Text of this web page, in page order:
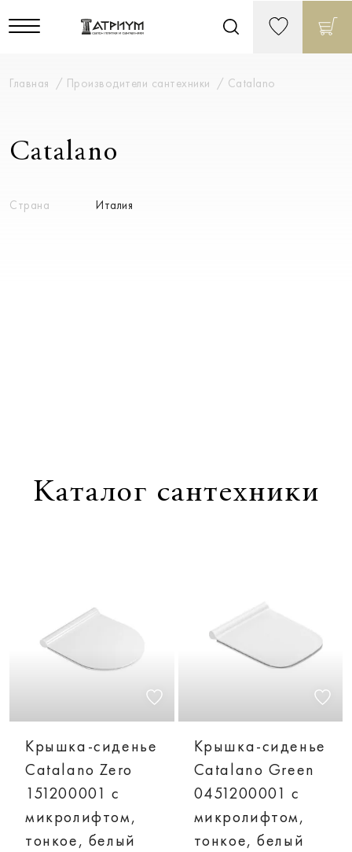
Главная Производители сантехники Catalano
Catalano
Страна Италия
Каталог сантехники
Крышка-сиденье
Catalano Zero
151200001 с
микролифтом,
тонкое, белый
Крышка-сиденье
Catalano Green
0451200001 с
микролифтом,
тонкое, белый